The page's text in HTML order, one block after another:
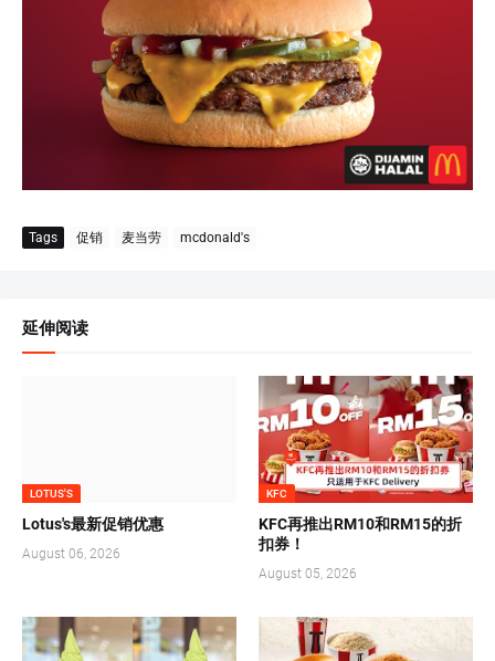
Tags 促销 麦当劳 mcdonald's
延伸阅读
LOTUS'S
Lotus's最新促销优惠
August 06, 2026
KFC
KFC再推出RM10和RM15的折
扣券！
August 05, 2026